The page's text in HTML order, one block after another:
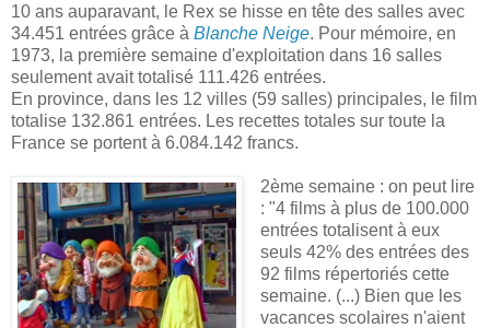
10 ans auparavant, le Rex se hisse en tête des salles avec
34.451 entrées grâce à Blanche Neige. Pour mémoire, en
1973, la première semaine d'exploitation dans 16 salles
seulement avait totalisé 111.426 entrées.
En province, dans les 12 villes (59 salles) principales, le film
totalise 132.861 entrées. Les recettes totales sur toute la
France se portent à 6.084.142 francs.
2ème semaine : on peut lire
: "4 films à plus de 100.000
entrées totalisent à eux
seuls 42% des entrées des
92 films répertoriés cette
semaine. (...) Bien que les
vacances scolaires n'aient